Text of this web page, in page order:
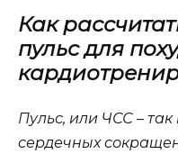
Как
пульс для
Пульс, или ЧСС –
сердечных